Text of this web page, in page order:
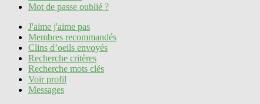
Mot de passe oublié ?
J'aime j'aime pas
Membres recommandés
Clins d’oeils envoyés
Recherche critères
Recherche mots clés
Voir profil
Messages